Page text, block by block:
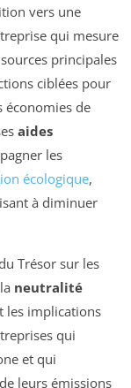
vers une
qui mesure
principales
ciblées pour
économies de
aides
les
écologique,
à diminuer
Trésor sur les
neutralité
les implications
qui
et qui
leurs émissions